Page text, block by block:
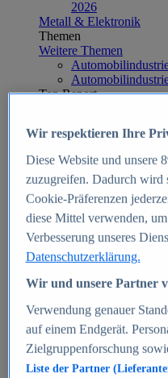
2026
Metall & Elektronik
Themen
Weitere Themen
Top Report
E-commerce
Beliebte Statistiken
Aktuelle Statistiken
E-Commerce -
Deutschland 1999-
Umsatz von
2010-2025
B2C-E-
Deutschland 2024
Marktanteile von
Deutschland 2024
Umsatzstarke
Deutschland 2023-
Wir respektieren Ihre
Diese Website und unsere
zuzugreifen. Dadurch wird
Cookie-Präferenzen
diese Mittel verwenden,
Verbesserung unseres
Datenschutzerklärung.
Wir und unsere Partner
Verwendung genauer
auf einem Endgerät.
Zielgruppenforschung
Liste der Partner